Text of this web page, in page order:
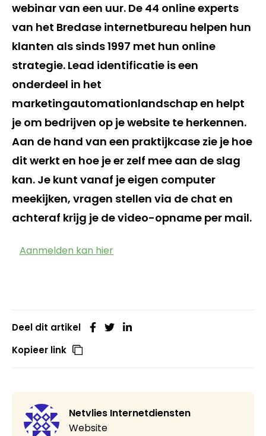
webinar van een uur. De 44 online experts
van het Bredase internetbureau helpen hun
klanten als sinds 1997 met hun online
strategie. Lead identificatie is een
onderdeel in het
marketingautomationlandschap en helpt
je om bedrijven op je website te herkennen.
Aan de hand van een praktijkcase zie je hoe
dit werkt en hoe je er zelf mee aan de slag
kan. Je kunt vanaf je eigen computer
meekijken, vragen stellen via de chat en
achteraf krijg je de video-opname per mail.
Aanmelden kan hier
Deel dit artikel
Kopieer link
Netvlies Internetdiensten
Website